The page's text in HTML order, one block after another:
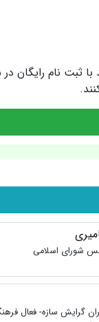
مجلس یازدهم یا انتخابات مجلس ۹۸ می توانند با
شورای اسلامی
گرایش سازه- فعال